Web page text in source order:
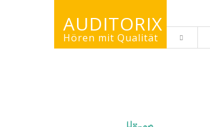
AUDITORIX
Hören mit Qualität